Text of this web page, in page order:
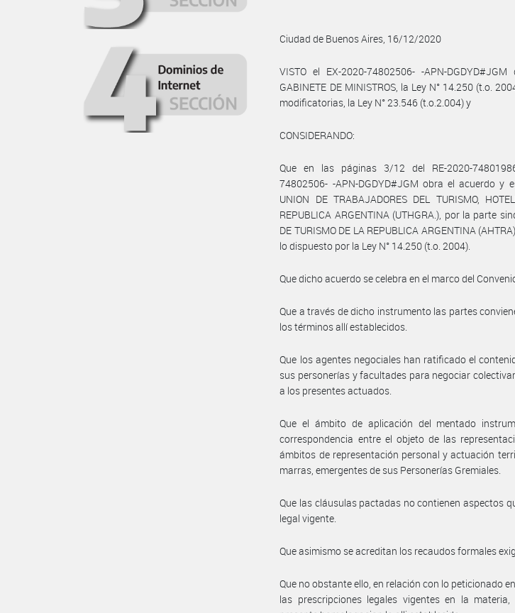
Ciudad de Buenos Aires, 16/12/2020
VISTO el EX-2020-74802506- -APN-
GABINETE DE MINISTROS, la Ley N° 14.250 (t.o.
modificatorias, la Ley N° 23.546 (t.o.2.004) y
CONSIDERANDO:
Que en las páginas 3/12 del RE-2020-
74802506- -APN-DGDYD#JGM obra el acuerdo y
UNION DE TRABAJADORES DEL TURISMO,
REPUBLICA ARGENTINA (UTHGRA.), por la parte
DE TURISMO DE LA REPUBLICA ARGENTINA
lo dispuesto por la Ley N° 14.250 (t.o. 2004).
Que dicho acuerdo se celebra en el marco del
Que a través de dicho instrumento las partes
los términos allí establecidos.
Que los agentes negociales han ratificado el
sus personerías y facultades para negociar
a los presentes actuados.
Que el ámbito de aplicación del mentado
correspondencia entre el objeto de las
ámbitos de representación personal y actuación
marras, emergentes de sus Personerías Gremiales.
Que las cláusulas pactadas no contienen aspectos
legal vigente.
Que asimismo se acreditan los recaudos formales
Que no obstante ello, en relación con lo peticionado
las prescripciones legales vigentes en la